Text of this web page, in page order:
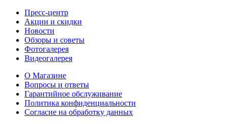
Пресс-центр
Акции и скидки
Новости
Обзоры и советы
Фотогалерея
Видеогалерея
О Магазине
Вопросы и ответы
Гарантийное обслуживание
Политика конфиденциальности
Согласие на обработку данных